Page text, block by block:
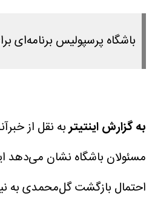
باشگاه پرسپولیس برنامه‌ای
به گزارش اینتیتربه نقل از
مسئولان باشگاه نشان می‌دهد
احتمال بازگشت گل‌محمدی به